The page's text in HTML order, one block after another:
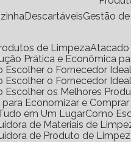
Descartáveis Gestão
de Limpeza
Prática e Econômica
Escolher o Fornecedor
Escolher o Fornecedor
Escolher os Melhores
para Economizar e
em Um Lugar
Como
de Materiais de
de Produto de